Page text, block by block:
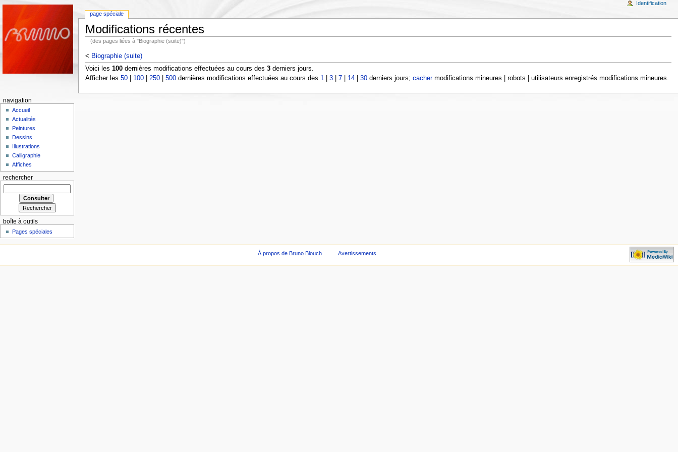
Modifications récentes
(des pages liées à "Biographie (suite)")
< Biographie (suite)
Voici les 100dernières modifications effectuées au cours des 3derniers jours.
Afficher les 50| 100| 250| 500dernières modifications effectuées au cours des 1| 3| 7| 14| 30derniers jours; cachermodifications mineures | robots | utilisateurs enregistrés modifications mineures.
page spéciale
Identification
navigation
Accueil
Actualités
Peintures
Dessins
Illustrations
Calligraphie
Affiches
rechercher
boîte à outils
Pages spéciales
À propos de Bruno Blouch Avertissements